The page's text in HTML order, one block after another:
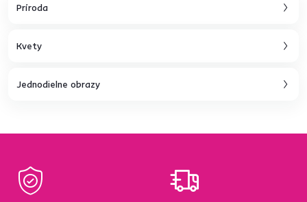
Príroda
Kvety
Jednodielne obrazy